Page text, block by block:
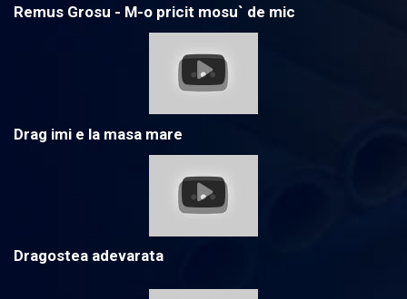
Remus Grosu - M-o pricit mosu` de mic
Drag imi e la masa mare
Dragostea adevarata